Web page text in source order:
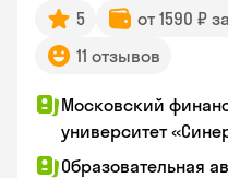
5 от 1590 ₽
11 отзывов
Московский
университет
Образовательная